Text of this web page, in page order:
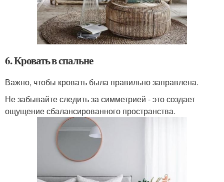
6. Кровать в спальне
Важно, чтобы кровать была правильно заправлена.
Не забывайте следить за симметрией - это создает
ощущение сбалансированного пространства.